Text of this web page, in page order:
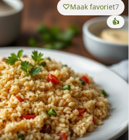
Maak favoriet7
👍